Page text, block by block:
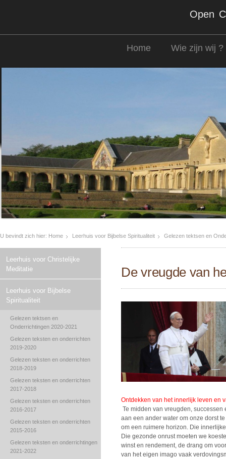
Open
Home Wie zijn wij ?
U bevindt zich hier: Home Leerhuis voor Bijbelse Spiritualiteit Gelezen tektsen en
Leerhuis voor Christelijke
Meditatie
Leerhuis voor Bijbelse
Spiritualiteit
Gelezen tektsen en
Onderrichtingen 2020-2021
Gelezen teksten en onderrichten
2019-2020
Gelezen teksten en onderrichten
2018-2019
Gelezen teksten en onderrichten
2017-2018
Gelezen teksten en onderrichten
2016-2017
Gelezen teksten en onderrichten
2015-2016
Gelezen teksten en onderrichtingen
2021-2022
De vreugde van
Ontdekken van het innerlijk leven en
Te midden van vreugden,
aan een ander water om onze dorst
om een ruimere horizon. Die
Die gezonde onrust moeten we
winst en rendement, de drang om
van het eigen imago vaak